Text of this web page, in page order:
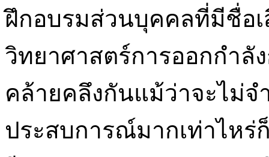
ฝึกอบรมส่วนบุคคลที่มีชื่อ
วิทยาศาสตร์การออกกำลั
คล้ายคลึงกันแม้ว่าจะไม่
ประสบการณ์มากเท่าไห